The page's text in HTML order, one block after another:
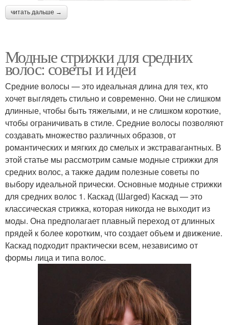
читать дальше →
Модные стрижки для средних
волос: советы и идеи
Средние волосы — это идеальная длина для тех, кто
хочет выглядеть стильно и современно. Они не слишком
длинные, чтобы быть тяжелыми, и не слишком короткие,
чтобы ограничивать в стиле. Средние волосы позволяют
создавать множество различных образов, от
романтических и мягких до смелых и экстравагантных. В
этой статье мы рассмотрим самые модные стрижки для
средних волос, а также дадим полезные советы по
выбору идеальной прически. Основные модные стрижки
для средних волос 1. Каскад (Шагged) Каскад — это
классическая стрижка, которая никогда не выходит из
моды. Она предполагает плавный переход от длинных
прядей к более коротким, что создает объем и движение.
Каскад подходит практически всем, независимо от
формы лица и типа волос.